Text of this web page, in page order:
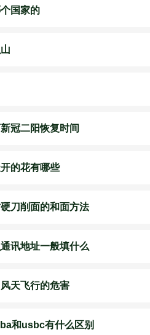
国家的
冠二阳恢复时间
的花有哪些
刀削面的和面方法
讯地址一般填什么
天飞行的危害
和usbc有什么区别